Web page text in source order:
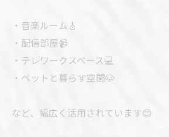
・音楽ルーム🎸
・配信部屋📹
・テレワークスペース💻
・ペットと暮らす空間🐶
など、幅広く活用されています😊